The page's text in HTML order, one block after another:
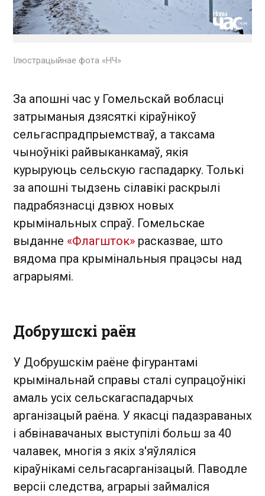
Ілюстрацыйнае фота «НЧ»
За апошні час у Гомельскай вобласці
затрыманыя дзясяткі кіраўнікоў
сельгаспрадпрыемстваў, а таксама
чыноўнікі райвыканкамаў, якія
курыруюць сельскую гаспадарку. Толькі
за апошні тыдзень сілавікі раскрылі
падрабязнасці дзвюх новых
крымінальных спраў. Гомельскае
выданне «Флагшток» расказвае, што
вядома пра крымінальныя працэсы над
аграрыямі.
Добрушскі раён
У Добрушскім раёне фігурантамі
крымінальнай справы сталі супрацоўнікі
амаль усіх сельскагаспадарчых
арганізацый раёна. У якасці падазраваных
і абвінавачаных выступілі больш за 40
чалавек, многія з якіх з'яўляліся
кіраўнікамі сельгасарганізацый. Паводле
версіі следства, аграрыі займаліся